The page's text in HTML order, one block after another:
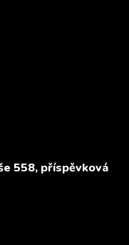
558, příspěvková